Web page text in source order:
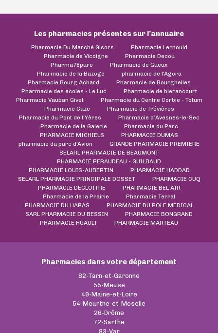
Les pharmacies présentes sur l’annuaire
Pharmacie Du Marché Gisors
Pharmacie Lernould
Pharmacie de Vicoigne
Pharmacie Decou
Pharma78pure
Pharmacie de Gueux
Pharmacie de la Bazoge
pharmacie de l'Agora
Pharmacie Bourg Achard
Pharmacie de Bourghelles
Pharmacie des écoles - Le Luc
Pharmacie de blerancourt
Pharmacie Vauban Givet
Pharmacie du Centre Corbie - Totum
Pharmacie Caze
Pharmacie de Trévières
Pharmacie du Pont de l'Yères
Pharmacie d’Avesnes-le-Sec
Pharmacie de la Galerie
Pharmacie du Parc
PHARMACIE MICHIELS
PHARMACIE DUMAS
pharmacie du parc d'Avion
GRANDE PHARMACIE PREMIERE
SELARL PHARMACIE DE BEAUMONT
PHARMACIE PERAUDEAU - GUILBAUD
PHARMACIE LOUIS-AUBERTIN
PHARMACIE HADDAD
SELARL PHARMACIE PRINCIPALE DOSSET
PHARMACIE CUQ
PHARMACIE DECLOITRE
PHARMACIE BEL AIR
Pharmacie de la Prairie
Pharmacie Terral
PHARMACIE DU HARAS
PHARMACIE DU POLE MEDICAL
SARL PHARMACIE DU BESSIN
PHARMACIE BONGRAND
PHARMACIE HUAULT
PHARMACIE MARTEAU
Pharmacies dans votre département
82-Tarn-et-Garonne
55-Meuse
49-Maine-et-Loire
54-Meurthe-et-Moselle
26-Drôme
72-Sarthe
83-Var